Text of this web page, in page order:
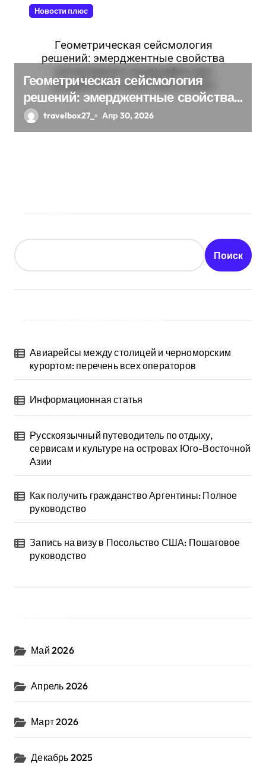
Новости плюс
Геометрическая сейсмология
решений: эмерджентные свойства
когнитивного ландшафта при
воздействии квантового шума
travelbox27_ Апр 30, 2026
Поиск
Авиарейсы между столицей и черноморским
курортом: перечень всех операторов
Информационная статья
Русскоязычный путеводитель по отдыху,
сервисам и культуре на островах Юго-Восточной
Азии
Как получить гражданство Аргентины: Полное
руководство
Запись на визу в Посольство США: Пошаговое
руководство
Май 2026
Апрель 2026
Март 2026
Декабрь 2025